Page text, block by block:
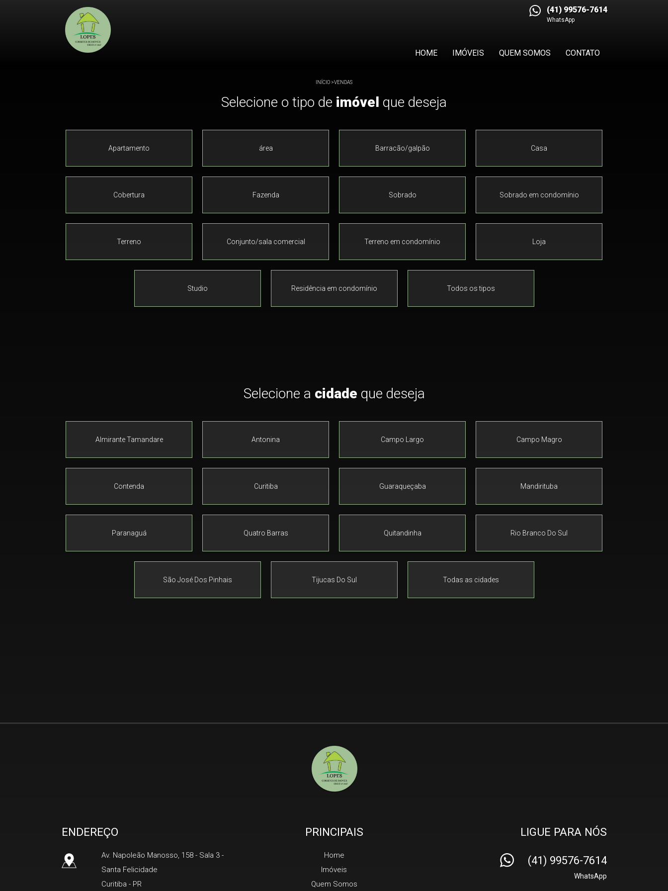
(41) 99576-7614
WhatsApp
HOME IMÓVEIS QUEM SOMOS CONTATO
INÍCIO >VENDAS
Selecione o tipo de imóvel que deseja
Apartamento área Barracão/galpão Casa
Cobertura Fazenda Sobrado Sobrado em condomínio
Terreno Conjunto/sala comercial Terreno em condomínio Loja
Studio Residência em condomínio Todos os tipos
Selecione a cidade que deseja
Almirante Tamandare Antonina Campo Largo Campo Magro
Contenda Curitiba Guaraqueçaba Mandirituba
Paranaguá Quatro Barras Quitandinha Rio Branco Do Sul
São José Dos Pinhais Tijucas Do Sul Todas as cidades
ENDEREÇO
Av. Napoleão Manosso, 158 - Sala 3-
Santa Felicidade
Curitiba - PR
PRINCIPAIS
Home
Imóveis
Quem Somos
LIGUE PARA NÓS
(41) 99576-7614
WhatsApp